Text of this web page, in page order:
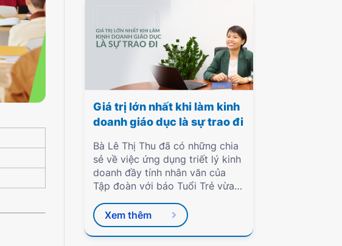
Giá trị lớn nhất khi làm kinh
doanh giáo dục là sự trao đi
Bà Lê Thị Thu đã có những chia
sẻ về việc ứng dụng triết lý kinh
doanh đầy tính nhân văn của
Tập đoàn với báo Tuổi Trẻ vừa
Xem thêm